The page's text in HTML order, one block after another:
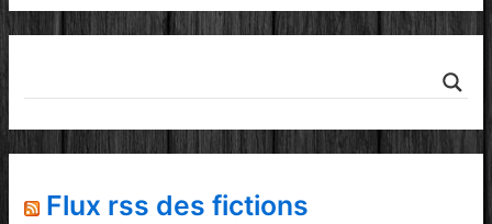
Flux rss des fictions